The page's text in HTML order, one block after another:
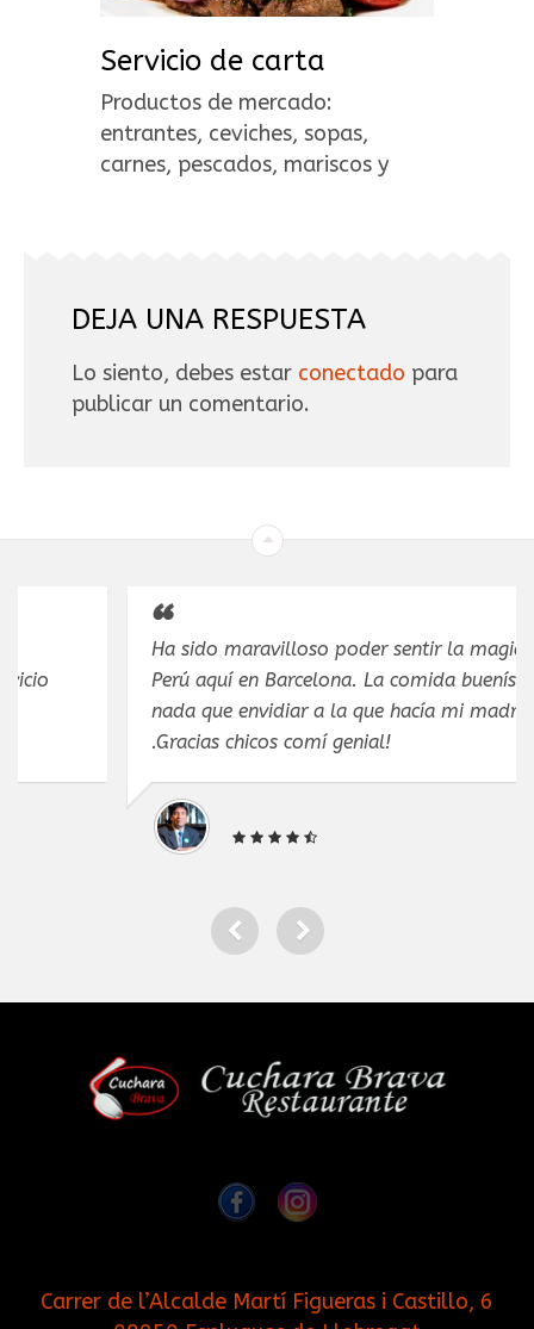
Servicio de carta
Productos de mercado:
entrantes, ceviches, sopas,
carnes, pescados, mariscos y
DEJA UNA RESPUESTA
Lo siento, debes estar conectado para
publicar un comentario.
Ha sido maravilloso poder sentir la magia de mi
Perú aquí en Barcelona. La comida buenísima,
nada que envidiar a la que hacía mi madre
.Gracias chicos comí genial!
Carrer de l’Alcalde Martí Figueras i Castillo, 6